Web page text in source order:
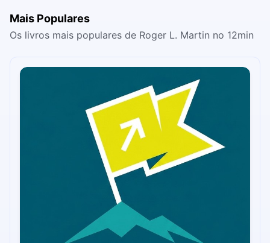
Mais Populares
Os livros mais populares de Roger L. Martin no 12min